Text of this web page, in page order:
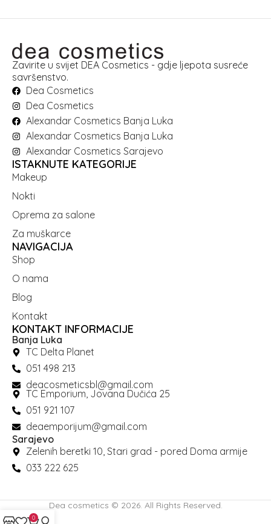
Zavirite u svijet DEA Cosmetics - gdje ljepota susreće
savršenstvo.
Dea Cosmetics
Dea Cosmetics
Alexandar Cosmetics Banja Luka
Alexandar Cosmetics Banja Luka
Alexandar Cosmetics Sarajevo
ISTAKNUTE KATEGORIJE
Makeup
Nokti
Oprema za salone
Za muškarce
NAVIGACIJA
Shop
O nama
Blog
Kontakt
KONTAKT INFORMACIJE
Banja Luka
TC Delta Planet
051 498 213
deacosmeticsbl@gmail.com
TC Emporium, Jovana Dučića 25
051 921 107
deaemporijum@gmail.com
Sarajevo
Zelenih beretki 10, Stari grad - pored Doma armije
033 222 625
Dea cosmetics © 2026. All Rights Reserved.
0